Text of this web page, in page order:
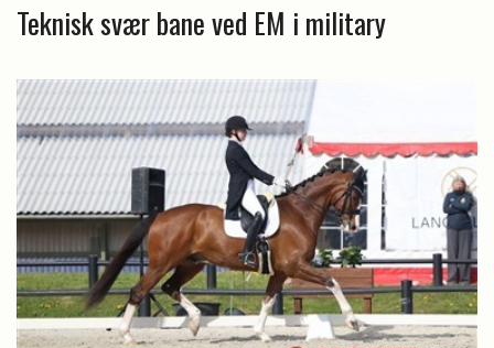
Teknisk svær bane ved EM i military